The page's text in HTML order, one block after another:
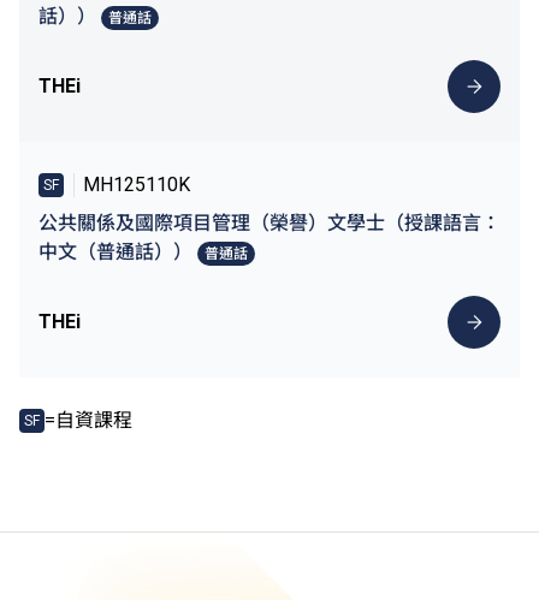
話））
普通話
THEi
SF
MH125110K
公共關係及國際項目管理（榮譽）文學士（授課語言：
中文（普通話））
普通話
THEi
SF =自資課程